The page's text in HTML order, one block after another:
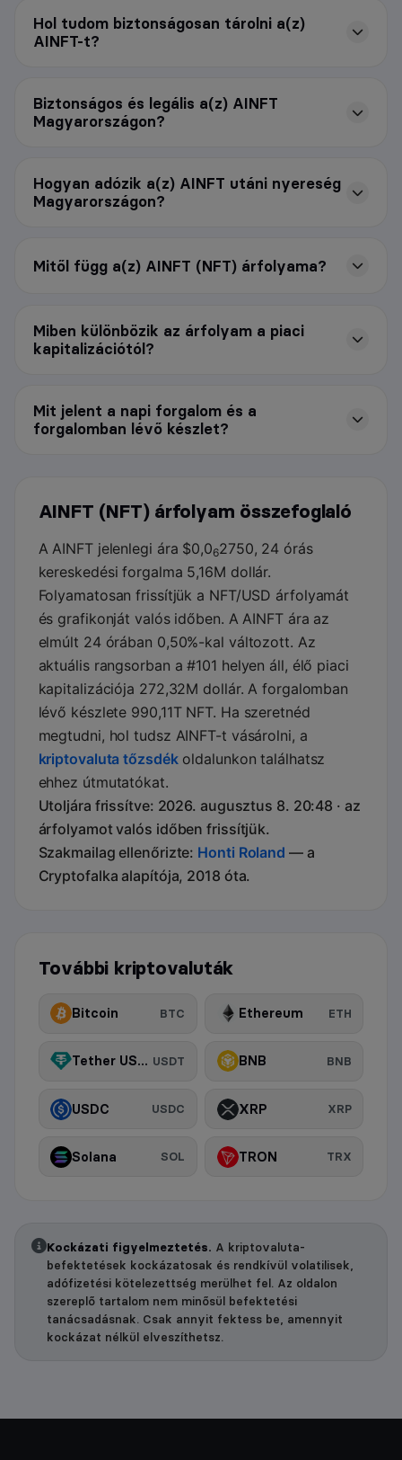
Hol tudom biztonságosan tárolni a(z)
AINFT-t?
Biztonságos és legális a(z) AINFT
Magyarországon?
Hogyan adózik a(z) AINFT utáni nyereség
Magyarországon?
Mitől függ a(z) AINFT (NFT) árfolyama?
Miben különbözik az árfolyam a piaci
kapitalizációtól?
Mit jelent a napi forgalom és a
forgalomban lévő készlet?
AINFT (NFT) árfolyam összefoglaló
A AINFT jelenlegi ára $0,062750, 24 órás
kereskedési forgalma 5,16M dollár.
Folyamatosan frissítjük a NFT/USD árfolyamát
és grafikonját valós időben. A AINFT ára az
elmúlt 24 órában 0,50%-kal változott. Az
aktuális rangsorban a #101 helyen áll, élő piaci
kapitalizációja 272,32M dollár. A forgalomban
lévő készlete 990,11T NFT. Ha szeretnéd
megtudni, hol tudsz AINFT-t vásárolni, a
kriptovaluta tőzsdékoldalunkon találhatsz
ehhez útmutatókat.
Utoljára frissítve: 2026. augusztus 8. 20:48 · az
árfolyamot valós időben frissítjük.
Szakmailag ellenőrizte: Honti Roland — a
Cryptofalka alapítója, 2018 óta.
További kriptovaluták
Bitcoin BTC Ethereum ETH
Tether USDt USDT BNB BNB
USDC USDC XRP XRP
Solana SOL TRON TRX
Kockázati figyelmeztetés. A kriptovaluta-
befektetések kockázatosak és rendkívül volatilisek,
adófizetési kötelezettség merülhet fel. Az oldalon
szereplő tartalom nem minősül befektetési
tanácsadásnak. Csak annyit fektess be, amennyit
kockázat nélkül elveszíthetsz.